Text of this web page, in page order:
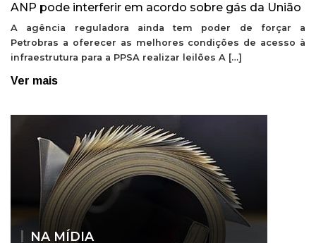
ANP pode interferir em acordo sobre gás da União
A agência reguladora ainda tem poder de forçar a
Petrobras a oferecer as melhores condições de acesso à
infraestrutura para a PPSA realizar leilões A […]
Ver mais
NA MÍDIA